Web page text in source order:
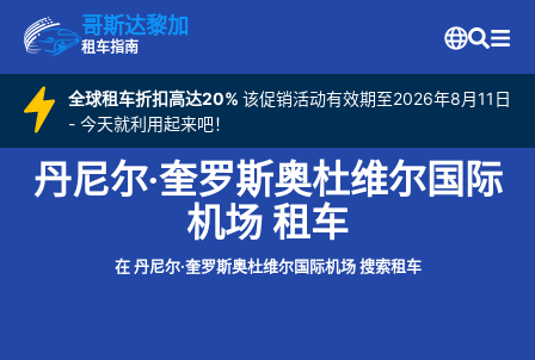
哥斯达黎加
租车指南
全球租车折扣高达20% 该促销活动有效期至2026年8月11日
- 今天就利用起来吧！
丹尼尔·奎罗斯奥杜维尔国际
机场 租车
在 丹尼尔·奎罗斯奥杜维尔国际机场 搜索租车